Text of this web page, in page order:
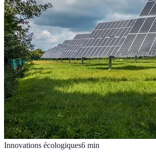
Innovations écologiques6 min